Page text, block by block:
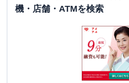
機・店舗・ATMを検索